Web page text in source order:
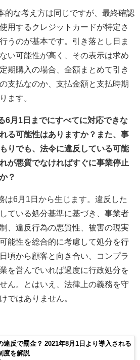
的な考え方は同じですが、最終確認
用するクレジットカードが特定さ
うのが基本です。引き落とし日ま
い可能性が高く、その表示は求め
期購入の場合、全額まとめて引き
支払なのか、支払金額と支払時期
ます。
6月1日までにすべてに対応できな
る可能性はありますか？また、事
りでも、法令に違反している可能
が悪質でなければすぐに事業停止
？
は6月1日から生じます。違反した
ている処分基準に基づき、事業者
、違反行為の悪質性、被害の現実
能性を総合的に考慮して処分を行
頃から顧客と向き合い、コンプラ
を営んでいれば過度に行政処分を
ん。とはいえ、法律上の義務を守
ではありません。
違反で罰金？ 2021年8月1日より導入される
度を解説